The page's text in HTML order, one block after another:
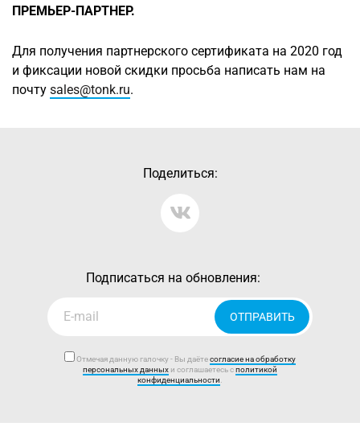
ПРЕМЬЕР-ПАРТНЕР.
Для получения партнерского сертификата на 2020 год
и фиксации новой скидки просьба написать нам на
почту sales@tonk.ru.
Поделиться:
Подписаться на обновления:
ОТПРАВИТЬ
Отмечая данную галочку - Вы даётесогласие на обработку
персональных данных и соглашаетесь сполитикой
конфиденциальности